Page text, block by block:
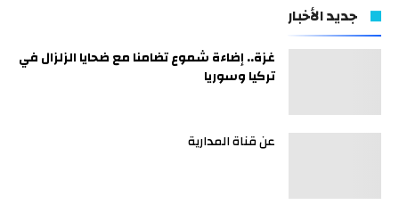
جديد الأخبار
غزة.. إضاءة شموع تضامنا مع ضحايا الزلزال في
تركيا وسوريا
عن قناة المدارية